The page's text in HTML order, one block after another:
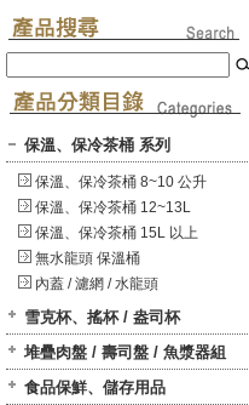
保溫、保冷茶桶 系列
保溫、保冷茶桶 8~10 公升
保溫、保冷茶桶 12~13L
保溫、保冷茶桶 15L 以上
無水龍頭 保溫桶
內蓋 / 濾網 / 水龍頭
雪克杯、搖杯 / 盎司杯
堆疊肉盤 / 壽司盤 / 魚漿器組
食品保鮮、儲存用品